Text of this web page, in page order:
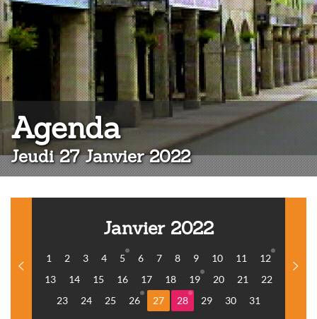
Agenda:
Jeudi 27 Janvier 2022
Janvier 2022
1 2 3 4 5 6 7 8 9 10 11
12
13
14 15 16 17 18 19 20 21
22
23
24 25 26 27 28 29 30 31